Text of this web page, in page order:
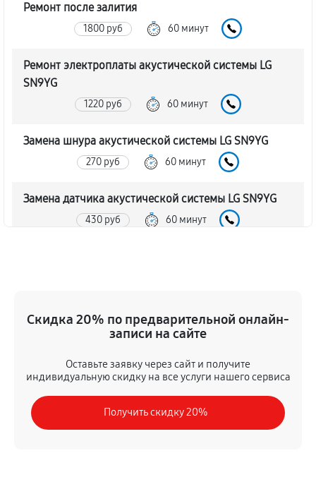
Ремонт после залития
1800 руб 60 минут
Ремонт электроплаты акустической системы LG
SN9YG
1220 руб 60 минут
Замена шнура акустической системы LG SN9YG
270 руб 60 минут
Замена датчика акустической системы LG SN9YG
430 руб 60 минут
Ремонт корпуса акустической системы LG SN9YG
980 руб 60 минут
Настройка акустической системы LG SN9YG
410 руб 60 минут
Комплексная чистка акустической системы LG
Скидка 20% по предварительной онлайн-
записи на сайте
Оставьте заявку через сайт и получите
индивидуальную скидку на все услуги нашего сервиса
Получить скидку 20%